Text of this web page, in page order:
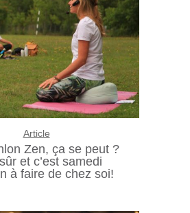
Article
Zen, ça se peut ?
et c’est samedi
à faire de chez soi!